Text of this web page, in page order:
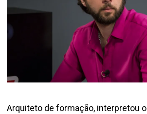
Arquiteto de formação, interpretou o